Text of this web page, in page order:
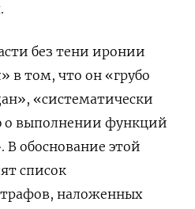
без тени иронии
в том, что он «грубо
«систематически
выполнении функций
В обоснование этой
список
наложенных